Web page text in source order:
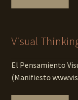
Visual
El Pensamiento
(Manifiesto